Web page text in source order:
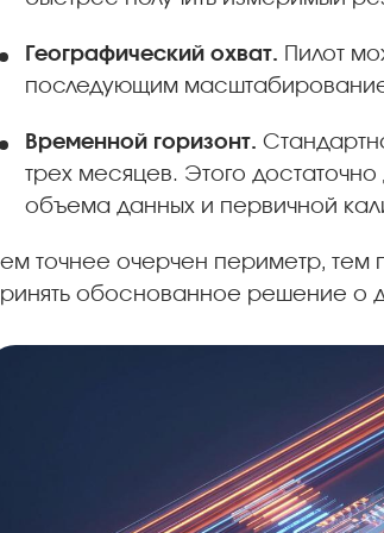
Географический охват. Пилот
последующим
Временной горизонт.
трех месяцев. Этого
объема данных и первичной
точнее очерчен периметр, тем
обоснованное решение о